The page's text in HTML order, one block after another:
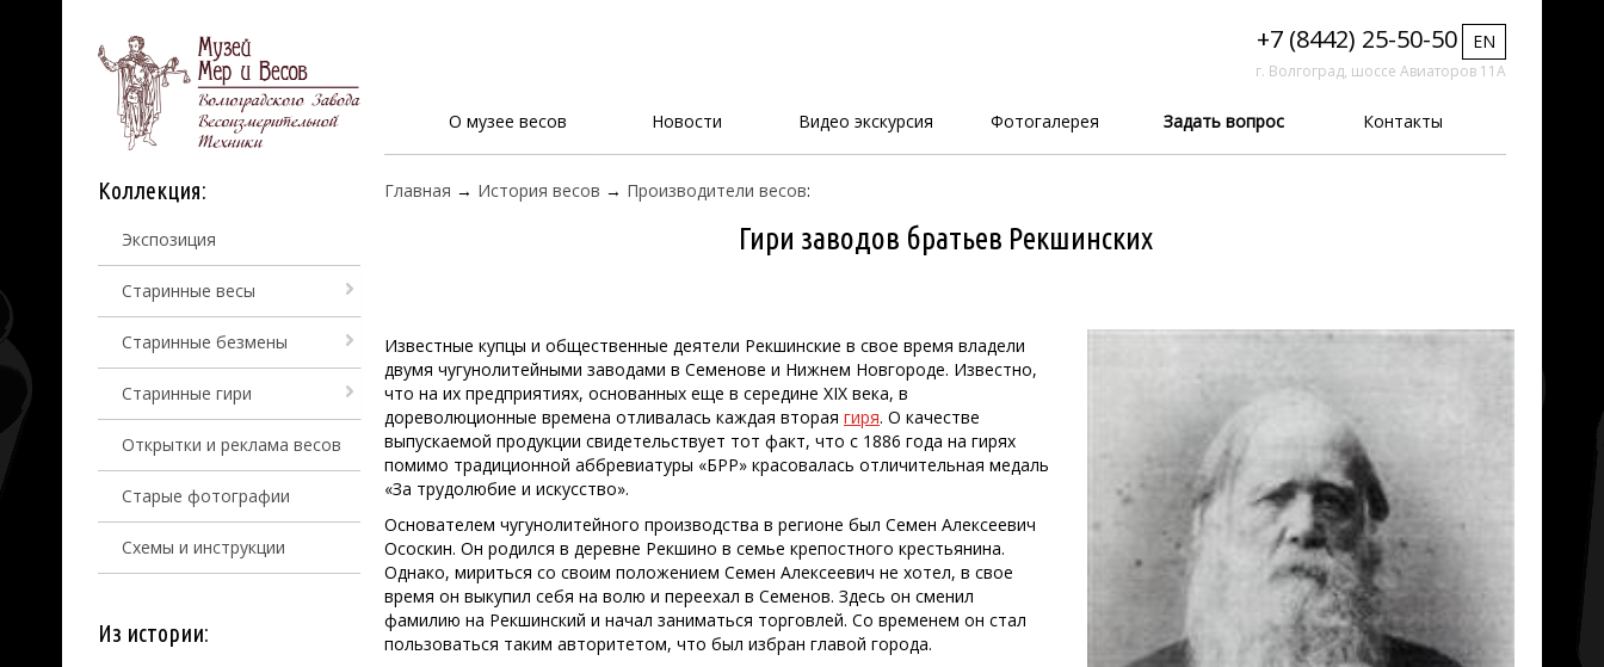
+7 (8442) 25-50-50 EN
г. Волгоград, шоссе Авиаторов 11А
О музее весов Новости Видео экскурсия Фотогалерея Задать вопрос Контакты
Коллекция:
Экспозиция
Старинные весы
Старинные безмены
Старинные гири
Открытки и реклама весов
Старые фотографии
Схемы и инструкции
Из истории:
Главная → История весов → Производители весов:
Гири заводов братьев Рекшинских
Известные купцы и общественные деятели Рекшинские в свое время владели
двумя чугунолитейными заводами в Семенове и Нижнем Новгороде. Известно,
что на их предприятиях, основанных еще в середине XIX века, в
дореволюционные времена отливалась каждая вторая гиря. О качестве
выпускаемой продукции свидетельствует тот факт, что с 1886 года на гирях
помимо традиционной аббревиатуры «БРР» красовалась отличительная медаль
«За трудолюбие и искусство».
Основателем чугунолитейного производства в регионе был Семен Алексеевич
Ососкин. Он родился в деревне Рекшино в семье крепостного крестьянина.
Однако, мириться со своим положением Семен Алексеевич не хотел, в свое
время он выкупил себя на волю и переехал в Семенов. Здесь он сменил
фамилию на Рекшинский и начал заниматься торговлей. Со временем он стал
пользоваться таким авторитетом, что был избран главой города.